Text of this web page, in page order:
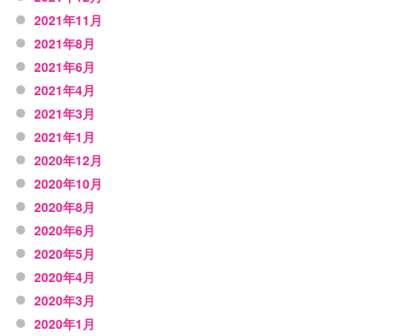
2021年11月
2021年8月
2021年6月
2021年4月
2021年3月
2021年1月
2020年12月
2020年10月
2020年8月
2020年6月
2020年5月
2020年4月
2020年3月
2020年1月